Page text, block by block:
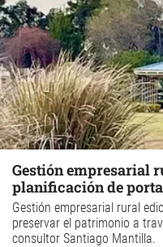
Gestión empresarial
planificación de
Gestión empresarial rural
preservar el patrimonio a
consultor Santiago Mantilla.